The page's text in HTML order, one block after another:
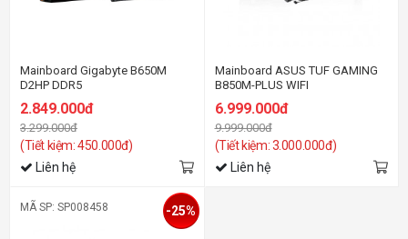
Mainboard Gigabyte B650M
D2HP DDR5
2.849.000đ
3.299.000đ
(Tiết kiệm: 450.000đ)
Liên hệ
Mainboard ASUS TUF GAMING
B850M-PLUS WIFI
6.999.000đ
9.999.000đ
(Tiết kiệm: 3.000.000đ)
Liên hệ
MÃ SP: SP008458 -25%